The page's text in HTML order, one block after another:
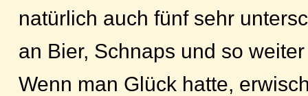
natürlich auch fünf sehr
an Bier, Schnaps und so
Wenn man Glück hatte,